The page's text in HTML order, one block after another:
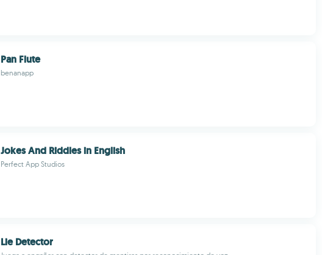
Pan Flute
benanapp
Jokes And Riddles in English
Perfect App Studios
Lie Detector